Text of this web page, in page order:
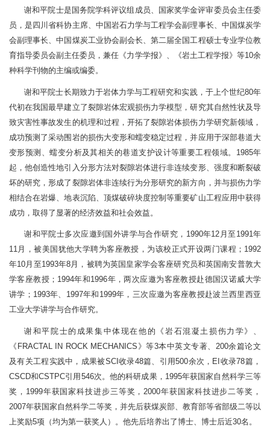
谢和平院士是国务院学科评议组成员、国家奖学金评审委员会主任委
员，是四川省科协主席、中国岩石力学与工程学会副理事长、中国煤炭学
会副理事长、中国煤炭工业协会副会长、第二届全国工程硕士专业学位教
育指导委员会副主任委员，兼任《力学学报》、《岩土工程学报》等10余
种科学刊物的主编或编委。
谢和平院士长期致力于岩体力学与工程研究和实践，于上个世纪80年
代初在我国最早建立了裂隙岩体宏观损伤力学模型，研究其自然性状及导
致灾害性事故发生的机理和过程，开拓了裂隙岩体损伤力学研究新领域，
成功预测了采动围岩的损伤大变形和蠕变稳定过程，并应用于深部巷道大
变形预测、蠕变分析及其相关的巷道支护设计等重要工程领域。1985年
起，他创造性地引入分形方法对裂隙岩体进行非连续变形、强度和断裂破
坏的研究，形成了裂隙岩体非连续行为分形研究的新方向，并与损伤力学
相结合在岩爆、地表沉陷、顶煤破碎块度控制等重要矿山工程应用中获得
成功，取得了显著的经济效益和社会效益。
谢和平院士多次应邀到国外讲学与合作研究，1990年12月至1991年
11月，被美国犹他大学聘为客座教授，为该校正式开设两门课程；1992
年10月至1993年8月，被聘为英国皇家学会客座研究员和英国南安普敦大
学客座教授；1994年和1996年，两次应邀为客座教授赴德国汉诺威大学
讲学；1993年、1997年和1999年，三次应邀为客座教授赴波兰西里西亚
工业大学讲学与合作研究。
谢和平院士的成果集中体现在他的《岩石混凝土损伤力学》、
《FRACTAL IN ROCK MECHANICS》等3本中英文专著、200余篇论文
及有关工程实践中，成果被SCI收录48篇、引用500余次，EI收录78篇，
CSCD和CSTPC引用546次。他的科研成果，1995年获国家自然科学三等
奖，1999年获国家科技进步三等奖，2000年获国家科技进步二等奖，
2007年获国家自然科学二等奖，并先后获煤炭部、教育部等省部级二等以
上奖励5项（均为第一获奖人）。他先后培养出了博士、博士后近30名。